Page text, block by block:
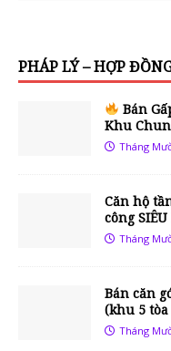
PHÁP LÝ – HỢP
Bán
Khu
Tháng
Căn hộ
công
Tháng
Bán căn
(khu 5
Tháng